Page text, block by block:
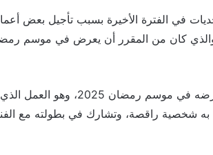
في الفترة الأخيرة بسبب تأجيل بعض
كان من المقرر أن يعرض في موسم
وأعلنت مؤخراً رانيا يوسف عن عرضه
شخصية راقصة، وتشارك في بطولته مع